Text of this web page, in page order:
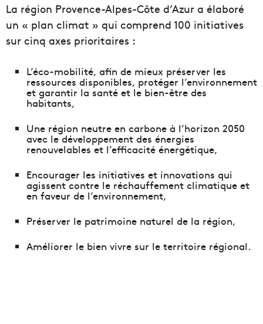
La région Provence-Alpes-Côte d’Azur a élaboré
un « plan climat » qui comprend 100 initiatives
sur cinq axes prioritaires :
L’éco-mobilité, afin de mieux préserver les
ressources disponibles, protéger l’environnement
et garantir la santé et le bien-être des
habitants,
Une région neutre en carbone à l’horizon 2050
avec le développement des énergies
renouvelables et l’efficacité énergétique,
Encourager les initiatives et innovations qui
agissent contre le réchauffement climatique et
en faveur de l’environnement,
Préserver le patrimoine naturel de la région,
Améliorer le bien vivre sur le territoire régional.